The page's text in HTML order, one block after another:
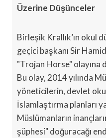
Üzerine Düşünceler
Birleşik Krallık’ın okul
geçici başkanı Sir
"Trojan Horse" olayına
Bu olay, 2014 yılında
yöneticilerin, devlet
İslamlaştırma planları
Müslümanların
şüphesi" doğuracağı